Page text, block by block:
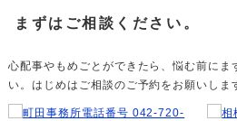
まずはご相談ください。
心配事やもめごとができたら、悩む前にま
い。はじめはご相談のご予約をお願いしま